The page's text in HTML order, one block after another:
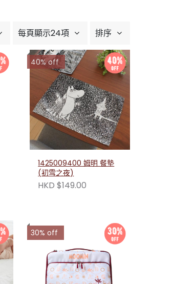
每頁顯示24項 排序
40% off
1425009400 姆明 餐墊
(初雪之夜)
HKD $149.00
30% off